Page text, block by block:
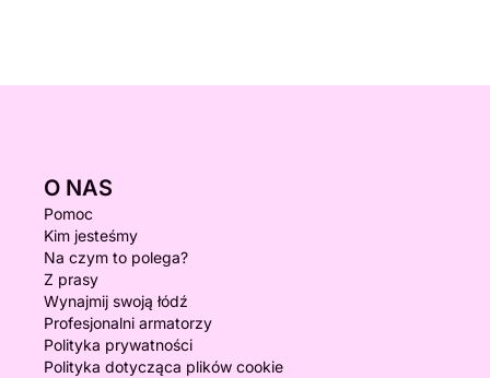
O NAS
Pomoc
Kim jesteśmy
Na czym to polega?
Z prasy
Wynajmij swoją łódź
Profesjonalni armatorzy
Polityka prywatności
Polityka dotycząca plików cookie